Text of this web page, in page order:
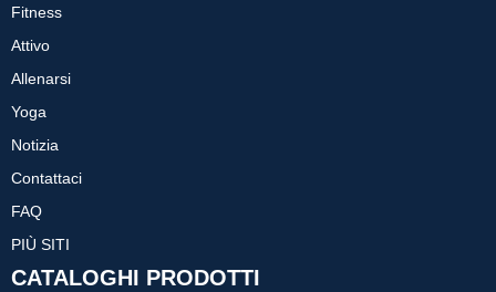
Fitness
Attivo
Allenarsi
Yoga
Notizia
Contattaci
FAQ
PIÙ SITI
CATALOGHI PRODOTTI